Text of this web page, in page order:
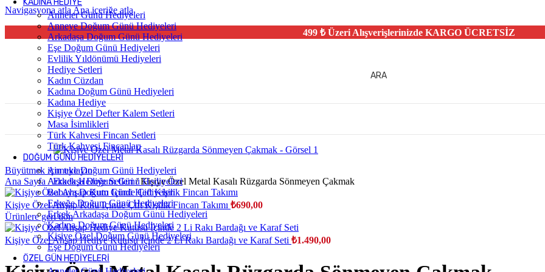
Navigasyona atla Ana içeriğe atla
499 ₺ Üzeri Alışverişlerinizde KARGO ÜCRETSİZ
ARA
KADINA HEDIYE
Anneler Günü Hediyeleri
Anneye Doğum Günü Hediyeleri
Arkadaşa Doğum Günü Hediyeleri
Eşe Doğum Günü Hediyeleri
Evlilik Yıldönümü Hediyeleri
Hediye Setleri
Kadın Cüzdan
Kadına Doğum Günü Hediyeleri
Kadına Hediye
Kişiye Özel Defter Kalem Setleri
Masa İsimlikleri
Türk Kahvesi Fincan Setleri
Türk Kahvesi Fincanları
DOĞUM GÜNÜ HEDIYELERI
Anneye Doğum Günü Hediyeleri
Arkadaşa Doğum Günü Hediyeleri
Babaya Doğum Günü Hediyeleri
Erkeğe Doğum Günü Hediyeleri
Erkek Arkadaşa Doğum Günü Hediyeleri
Kadına Doğum Günü Hediyeleri
Kişiye Özel Doğum Günü Hediyeleri
Eşe Doğum Günü Hediyeleri
ÖZEL GÜN HEDIYELERI
Büyütmek için tıklayın
Ana Sayfa / Erkek Hediye Setleri/ Kişiye Özel Metal Kasalı Rüzgarda Sönmeyen Çakmak
Kişiye Özel Ahşap Kutu Içinde Çift Kişilik Fincan Takımı ₺690,00
Ürünlere geri dön
Kişiye Özel Ahşap Hediye Kutusu İçinde 2 Li Rakı Bardağı ve Karaf Seti ₺1.490,00